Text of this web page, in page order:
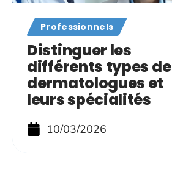
Professionnels
Distinguer les
différents types de
dermatologues et
leurs spécialités
10/03/2026